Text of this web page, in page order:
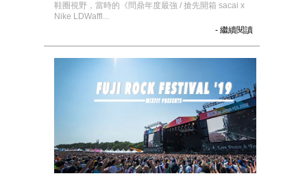
鞋圈視野，當時的《問鼎年度最強 / 搶先開箱 sacai x
Nike LDWaffl...
- 繼續閱讀